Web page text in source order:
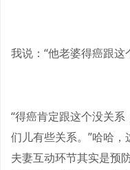
我说：“他老婆得癌跟这
“得癌肯定跟这个没关
们儿有些关系。”哈哈
夫妻互动环节其实是预